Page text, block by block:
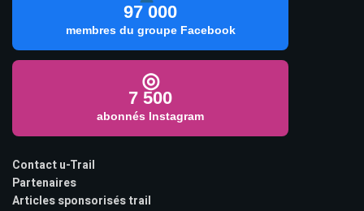
97 000
membres du groupe Facebook
◎
7 500
abonnés Instagram
Contact u-Trail
Partenaires
Articles sponsorisés trail